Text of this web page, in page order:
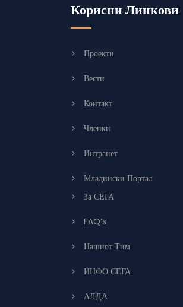
Корисни Линкови
Проекти
Вести
Контакт
Членки
Интранет
Младински Портал
За СЕГА
FAQ’s
Нашиот Тим
ИНФО СЕГА
АЛДА